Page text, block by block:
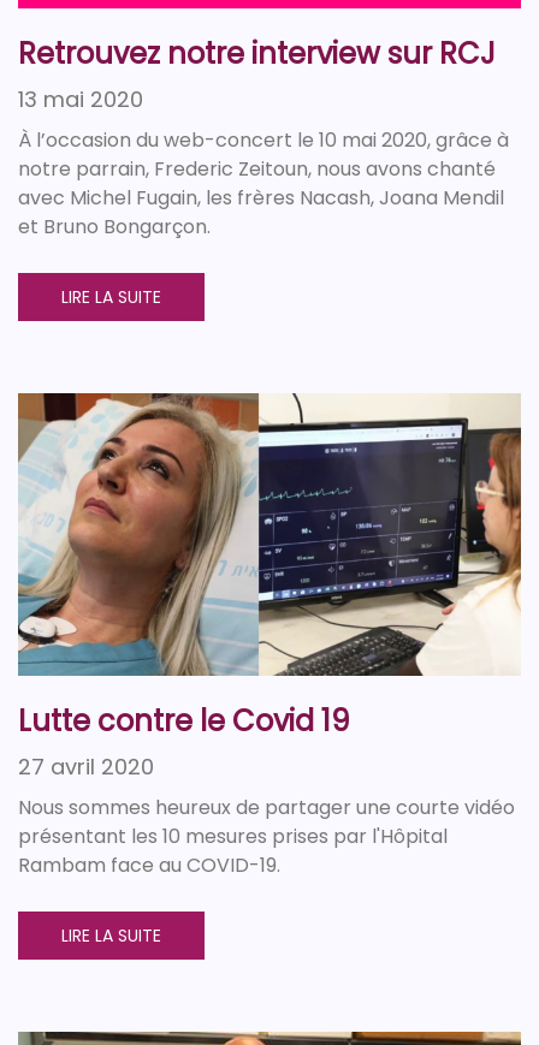
Retrouvez notre interview sur RCJ
13 mai 2020
À l’occasion du web-concert le 10 mai 2020, grâce à
notre parrain, Frederic Zeitoun, nous avons chanté
avec Michel Fugain, les frères Nacash, Joana Mendil
et Bruno Bongarçon.
LIRE LA SUITE
Lutte contre le Covid 19
27 avril 2020
Nous sommes heureux de partager une courte vidéo
présentant les 10 mesures prises par l'Hôpital
Rambam face au COVID-19.
LIRE LA SUITE